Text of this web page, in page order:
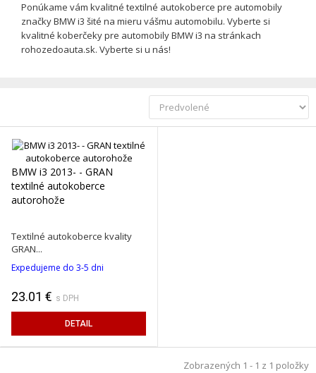
Ponúkame vám kvalitné textilné autokoberce pre automobily
značky BMW i3 šité na mieru vášmu automobilu. Vyberte si
kvalitné koberčeky pre automobily BMW i3 na stránkach
rohozedoauta.sk. Vyberte si u nás!
BMW i3 2013- - GRAN
textilné autokoberce
autorohože
Textilné autokoberce kvality
GRAN...
Expedujeme do 3-5 dni
23.01 € s DPH
DETAIL
Zobrazených 1 - 1 z 1 položky